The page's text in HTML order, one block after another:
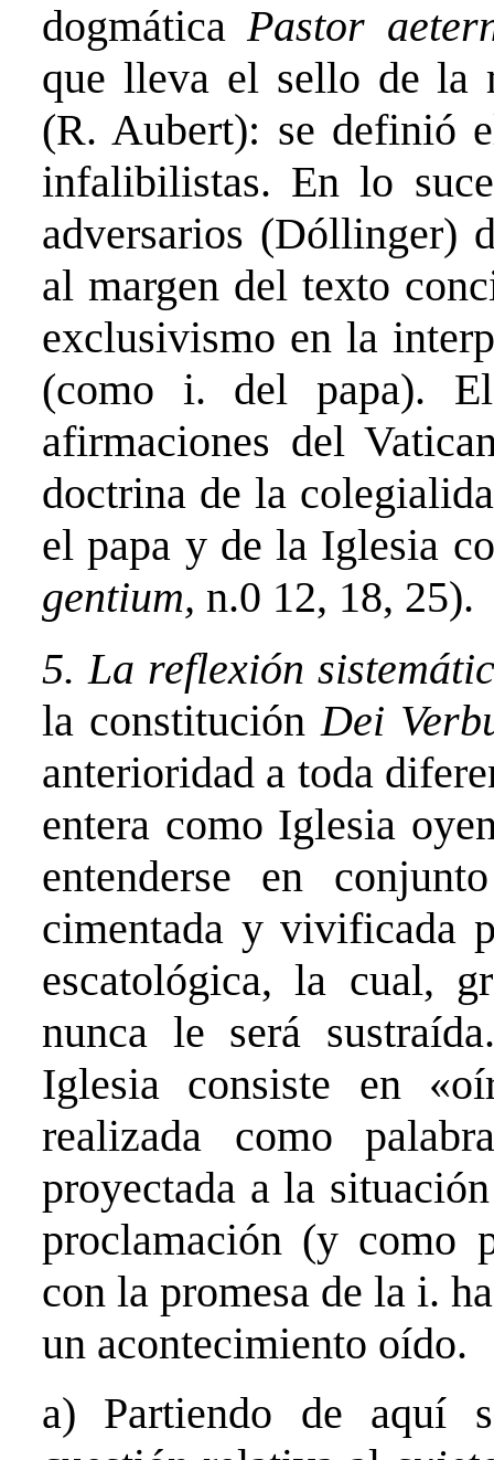
dogmáticaPastor
que lleva el sello de la
(R. Aubert): se definió
infalibilistas. En lo
adversarios (Dóllinger)
al margen del texto
exclusivismo en la
(como i. del papa).
afirmaciones del
doctrina de la
el papa y de la Iglesia
gentium, n.0 12, 18, 25).
5. La reflexión
la constituciónDei
anterioridad a toda
entera como Iglesia
entenderse en
cimentada y vivificada
escatológica, la cual,
nunca le será
Iglesia consiste en
realizada como
proyectada a la
proclamación (y como
con la promesa de la i.
un acontecimiento oído.
a) Partiendo de aquí